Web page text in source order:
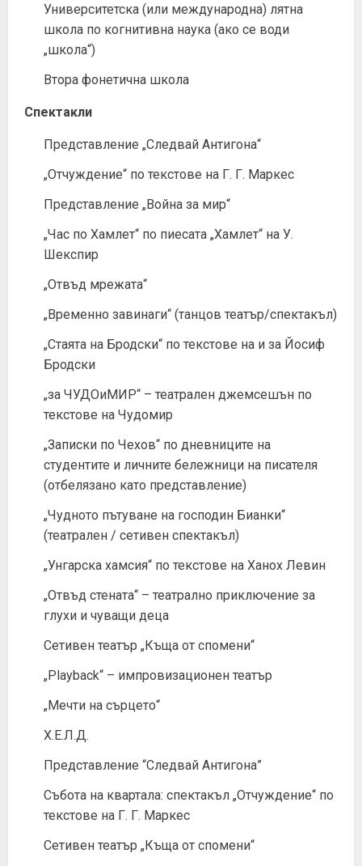
Университетска (или международна) лятна
школа по когнитивна наука (ако се води
„школа“)
Втора фонетична школа
Спектакли
Представление „Следвай Антигона“
„Отчуждение“ по текстове на Г. Г. Маркес
Представление „Война за мир“
„Час по Хамлет“ по пиесата „Хамлет“ на У.
Шекспир
„Отвъд мрежата“
„Временно завинаги“ (танцов театър/спектакъл)
„Стаята на Бродски“ по текстове на и за Йосиф
Бродски
„за ЧУДОиМИР“ – театрален джемсешън по
текстове на Чудомир
„Записки по Чехов“ по дневниците на
студентите и личните бележници на писателя
(отбелязано като представление)
„Чудното пътуване на господин Бианки“
(театрален / сетивен спектакъл)
„Унгарска хамсия“ по текстове на Ханох Левин
„Отвъд стената“ – театрално приключение за
глухи и чуващи деца
Сетивен театър „Къща от спомени“
„Playback“ – импровизационен театър
„Мечти на сърцето“
Х.Е.Л.Д.
Представление “Следвай Антигона”
Събота на квартала: спектакъл „Отчуждение“ по
текстове на Г. Г. Маркес
Сетивен театър „Къща от спомени“